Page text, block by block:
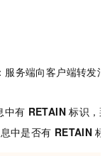
：服务端向客户端转发
中有 RETAIN 标识，
中是否有 RETAIN 标